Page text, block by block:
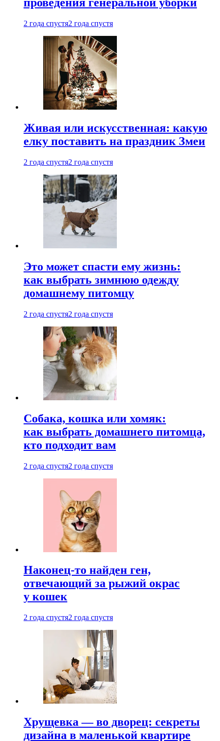
2 года спустя2 года спустя
Живая или искусственная: какую
елку поставить на праздник Змеи
2 года спустя2 года спустя
Это может спасти ему жизнь:
как выбрать зимнюю одежду
домашнему питомцу
2 года спустя2 года спустя
Собака, кошка или хомяк:
как выбрать домашнего питомца,
кто подходит вам
2 года спустя2 года спустя
Наконец-то найден ген,
отвечающий за рыжий окрас
у кошек
2 года спустя2 года спустя
Хрущевка — во дворец: секреты
дизайна в маленькой квартире